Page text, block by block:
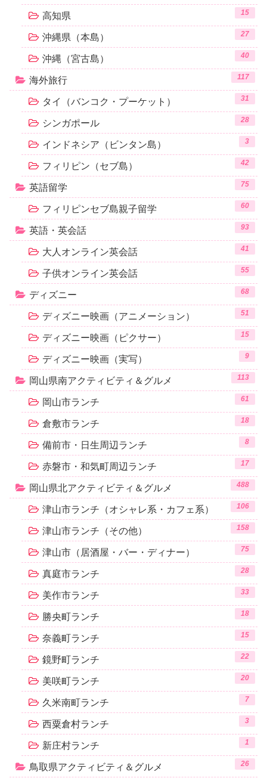
高知県 15
沖縄県（本島） 27
沖縄（宮古島） 40
海外旅行 117
タイ（バンコク・プーケット） 31
シンガポール 28
インドネシア（ビンタン島） 3
フィリピン（セブ島） 42
英語留学 75
フィリピンセブ島親子留学 60
英語・英会話 93
大人オンライン英会話 41
子供オンライン英会話 55
ディズニー 68
ディズニー映画（アニメーション） 51
ディズニー映画（ピクサー） 15
ディズニー映画（実写） 9
岡山県南アクティビティ＆グルメ 113
岡山市ランチ 61
倉敷市ランチ 18
備前市・日生周辺ランチ 8
赤磐市・和気町周辺ランチ 17
岡山県北アクティビティ＆グルメ 488
津山市ランチ（オシャレ系・カフェ系） 106
津山市ランチ（その他） 158
津山市（居酒屋・バー・ディナー） 75
真庭市ランチ 28
美作市ランチ 33
勝央町ランチ 18
奈義町ランチ 15
鏡野町ランチ 22
美咲町ランチ 20
久米南町ランチ 7
西粟倉村ランチ 3
新庄村ランチ 1
鳥取県アクティビティ＆グルメ 26